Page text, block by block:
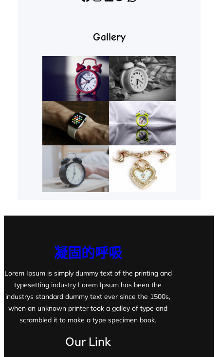
Gallery
凝固的呼吸
Lorem Ipsum is simply dummy text of the printing and
typesetting industry Lorem Ipsum has been the
industrys standard dummy text ever since the 1500s,
when an unknown printer took a galley of type and
scrambled it to make a type specimen book.
Our Link